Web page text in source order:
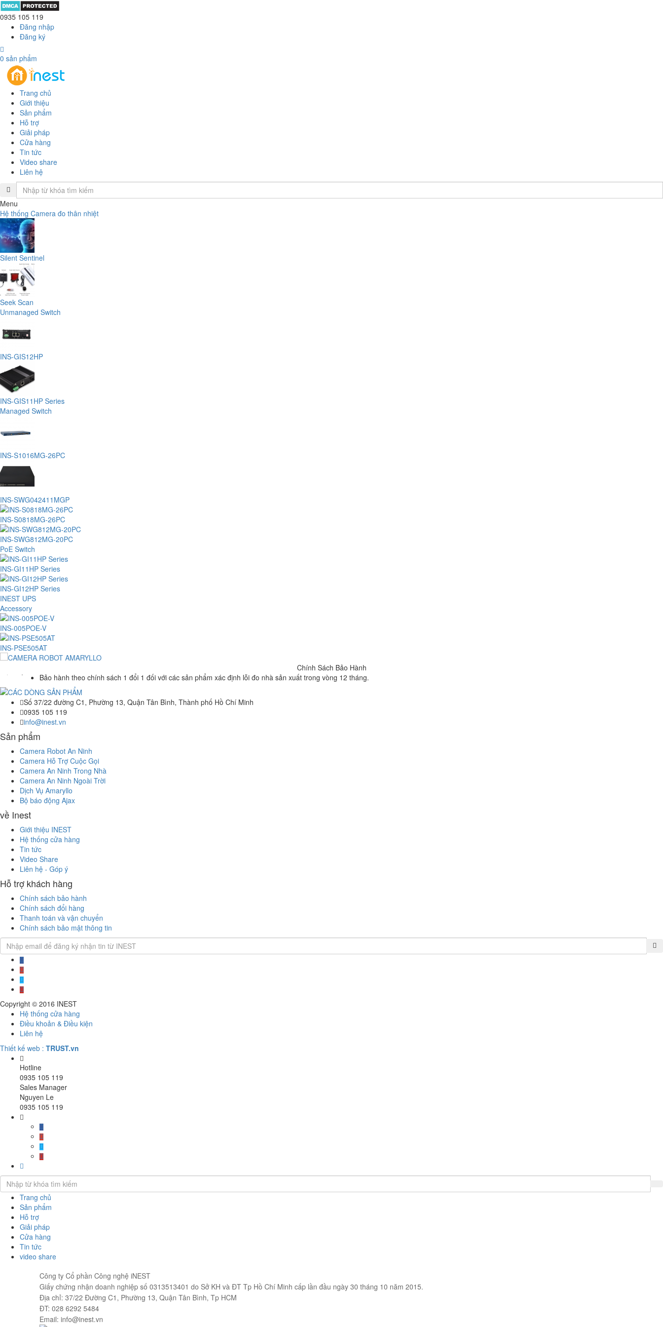
0935 105 119
Đăng nhập
Đăng ký
0 sản phẩm
Trang chủ
Giới thiệu
Sản phẩm
Hỗ trợ
Giải pháp
Cửa hàng
Tin tức
Video share
Liên hệ
Menu
Hệ thống Camera đo thân nhiệt
Silent Sentinel
Seek Scan
Unmanaged Switch
INS-GIS12HP
INS-GIS11HP Series
Managed Switch
INS-S1016MG-26PC
INS-SWG042411MGP
INS-S0818MG-26PC
INS-SWG812MG-20PC
PoE Switch
INS-GI11HP Series
INS-GI12HP Series
INEST UPS
Accessory
INS-005POE-V
INS-PSE505AT
Chính Sách Bảo Hành
Bảo hành theo chính sách 1 đổi 1 đối với các sản phẩm xác định lỗi đo nhà sản xuất trong vòng 12 tháng.
Số 37/22 đường C1, Phường 13, Quận Tân Bình, Thành phố Hồ Chí Minh
0935 105 119
info@inest.vn
Sản phẩm
Camera Robot An Ninh
Camera Hỗ Trợ Cuộc Gọi
Camera An Ninh Trong Nhà
Camera An Ninh Ngoài Trời
Dịch Vụ Amaryllo
Bộ báo động Ajax
về Inest
Giới thiệu INEST
Hệ thống cửa hàng
Tin tức
Video Share
Liên hệ - Góp ý
Hỗ trợ khách hàng
Chính sách bảo hành
Chính sách đổi hàng
Thanh toán và vận chuyển
Chính sách bảo mật thông tin
Copyright © 2016 INEST
Hệ thống cửa hàng
Điều khoản & Điều kiện
Liên hệ
Thiết kế web : TRUST.vn
Hotline
0935 105 119
Sales Manager
Nguyen Le
0935 105 119
Trang chủ
Sản phẩm
Hỗ trợ
Giải pháp
Cửa hàng
Tin tức
video share
Công ty Cổ phần Công nghệ iNEST
Giấy chứng nhận doanh nghiệp số 0313513401 do Sở KH và ĐT Tp Hồ Chí Minh cấp lần đầu ngày 30 tháng 10 năm 2015.
Địa chỉ: 37/22 Đường C1, Phường 13, Quận Tân Bình, Tp HCM
ĐT: 028 6292 5484
Email: info@inest.vn